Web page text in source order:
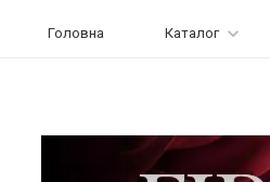
Головна Каталог